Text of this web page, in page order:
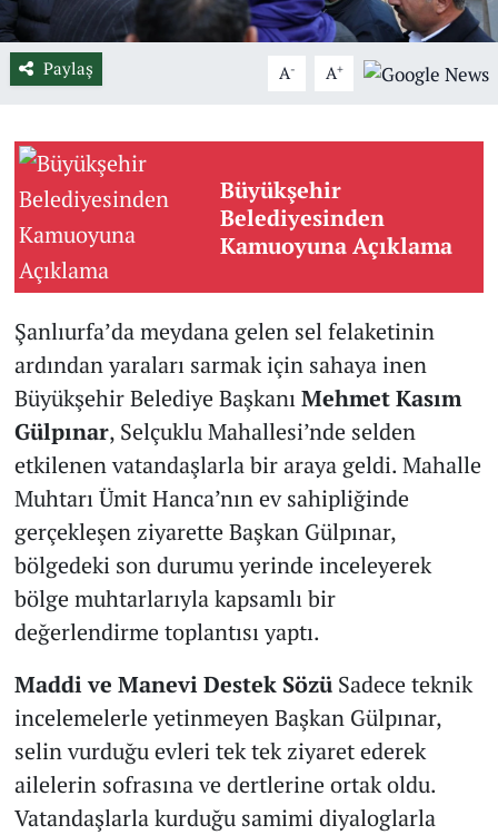
Paylaş A- A+
Büyükşehir
Belediyesinden
Kamuoyuna Açıklama
Şanlıurfa’da meydana gelen sel felaketinin
ardından yaraları sarmak için sahaya inen
Büyükşehir Belediye BaşkanıMehmet Kasım
Gülpınar, Selçuklu Mahallesi’nde selden
etkilenen vatandaşlarla bir araya geldi. Mahalle
Muhtarı Ümit Hanca’nın ev sahipliğinde
gerçekleşen ziyarette Başkan Gülpınar,
bölgedeki son durumu yerinde inceleyerek
bölge muhtarlarıyla kapsamlı bir
değerlendirme toplantısı yaptı.
Maddi ve Manevi Destek SözüSadece teknik
incelemelerle yetinmeyen Başkan Gülpınar,
selin vurduğu evleri tek tek ziyaret ederek
ailelerin sofrasına ve dertlerine ortak oldu.
Vatandaşlarla kurduğu samimi diyaloglarla